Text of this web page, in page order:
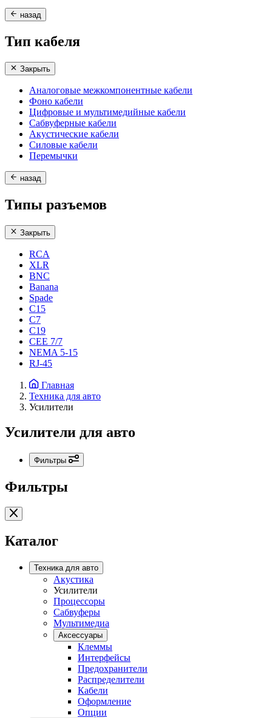
назад
Тип кабеля
Закрыть
Аналоговые межкомпонентные кабели
Фоно кабели
Цифровые и мультимедийные кабели
Сабвуферные кабели
Акустические кабели
Силовые кабели
Перемычки
назад
Типы разъемов
Закрыть
RCA
XLR
BNC
Banana
Spade
C15
С7
C19
CEE 7/7
NEMA 5-15
RJ-45
Главная
Техника для авто
Усилители
Усилители для авто
Фильтры
Фильтры
Каталог
Техника для авто
Акустика
Усилители
Процессоры
Сабвуферы
Мультимедиа
Аксессуары
Клеммы
Интерфейсы
Предохранители
Распределители
Кабели
Оформление
Опции